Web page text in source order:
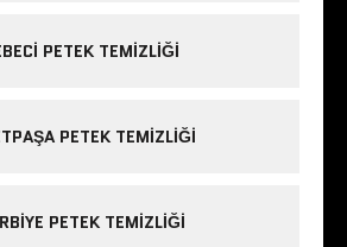
PETEK TEMIZLIĞI
PETEK TEMIZLIĞI
PETEK TEMIZLIĞI